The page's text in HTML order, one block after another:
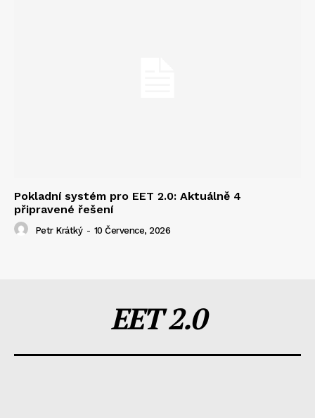
Pokladní systém pro EET 2.0: Aktuálně 4
připravené řešení
Petr Krátký - 10 Července, 2026
EET 2.0